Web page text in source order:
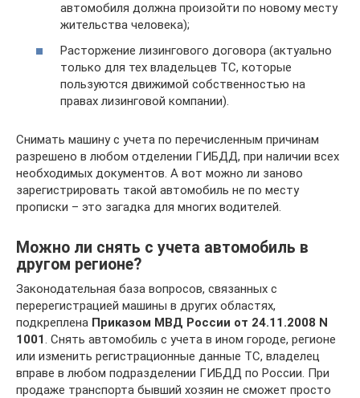
автомобиля должна произойти по новому месту
жительства человека);
Расторжение лизингового договора (актуально
только для тех владельцев ТС, которые
пользуются движимой собственностью на
правах лизинговой компании).
Снимать машину с учета по перечисленным причинам
разрешено в любом отделении ГИБДД, при наличии всех
необходимых документов. А вот можно ли заново
зарегистрировать такой автомобиль не по месту
прописки – это загадка для многих водителей.
Можно ли снять с учета автомобиль в
другом регионе?
Законодательная база вопросов, связанных с
перерегистрацией машины в других областях,
подкреплена Приказом МВД России от 24.11.2008 N
1001. Снять автомобиль с учета в ином городе, регионе
или изменить регистрационные данные ТС, владелец
вправе в любом подразделении ГИБДД по России. При
продаже транспорта бывший хозяин не сможет просто